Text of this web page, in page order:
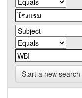
Start a new search